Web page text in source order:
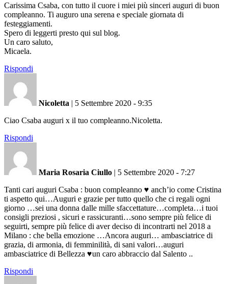
Carissima Csaba, con tutto il cuore i miei più sinceri auguri di buon
compleanno. Ti auguro una serena e speciale giornata di
festeggiamenti.
Spero di leggerti presto qui sul blog.
Un caro saluto,
Micaela.
Rispondi
Nicoletta | 5 Settembre 2020 - 9:35
Ciao Csaba auguri x il tuo compleanno.Nicoletta.
Rispondi
Maria Rosaria Ciullo | 5 Settembre 2020 - 7:27
Tanti cari auguri Csaba : buon compleanno ♥️ anch’io come Cristina
ti aspetto qui…Auguri e grazie per tutto quello che ci regali ogni
giorno …sei una donna dalle mille sfaccettature…completa…i tuoi
consigli preziosi , sicuri e rassicuranti…sono sempre più felice di
seguirti, sempre più felice di aver deciso di incontrarti nel 2018 a
Milano : che bella emozione …Ancora auguri… ambasciatrice di
grazia, di armonia, di femminilità, di sani valori…auguri
ambasciatrice di Bellezza ♥️un caro abbraccio dal Salento ..
Rispondi